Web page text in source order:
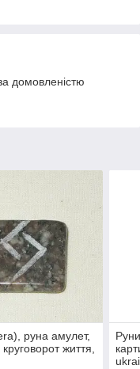
домовленістю
руна амулет,
круговорот життя,